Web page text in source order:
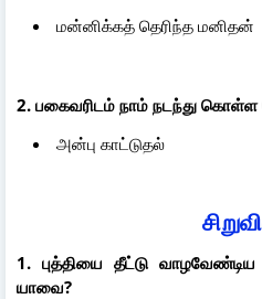
மன்னிக்கத் தெரிந்த மனிதன்
2. பகைவரிடம் நாம் நடந்து கொள்ள
அன்பு காட்டுதல்
1. புத்தியை தீட்டு
யாவை?